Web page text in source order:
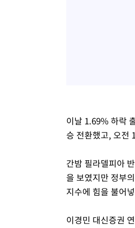
이날 1.69% 하락
승 전환했고, 오전
간밤 필라델피아
을 보였지만 정부
지수에 힘을 불어
이경민 대신증권